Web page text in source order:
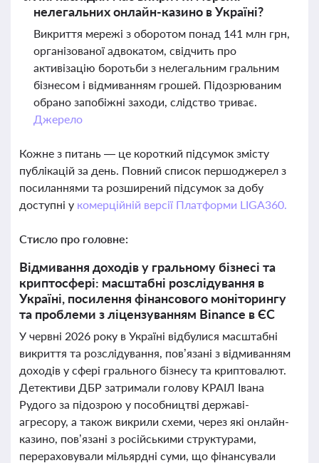
нелегальних онлайн-казино в Україні?
Викриття мережі з оборотом понад 141 млн грн,
організованої адвокатом, свідчить про
активізацію боротьби з нелегальним гральним
бізнесом і відмиванням грошей. Підозрюваним
обрано запобіжні заходи, слідство триває.
Джерело
Кожне з питань — це короткий підсумок змісту
публікацій за день. Повний список першоджерел з
посиланнями та розширений підсумок за добу
доступні у комерційній версії Платформи LIGA360.
Стисло про головне:
Відмивання доходів у гральному бізнесі та
криптосфері: масштабні розслідування в
Україні, посилення фінансового моніторингу
та проблеми з ліцензуванням Binance в ЄС
У червні 2026 року в Україні відбулися масштабні
викриття та розслідування, пов’язані з відмиванням
доходів у сфері грального бізнесу та криптовалют.
Детективи ДБР затримали голову КРАІЛ Івана
Рудого за підозрою у пособництві державі-
агресору, а також викрили схеми, через які онлайн-
казино, пов’язані з російськими структурами,
перераховували мільярдні суми, що фінансували